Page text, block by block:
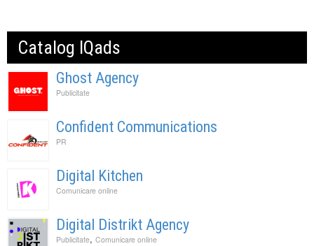
Catalog IQads
Ghost Agency
Publicitate
Confident Communications
PR
Digital Kitchen
Comunicare online
Digital Distrikt Agency
Publicitate, Comunicare online